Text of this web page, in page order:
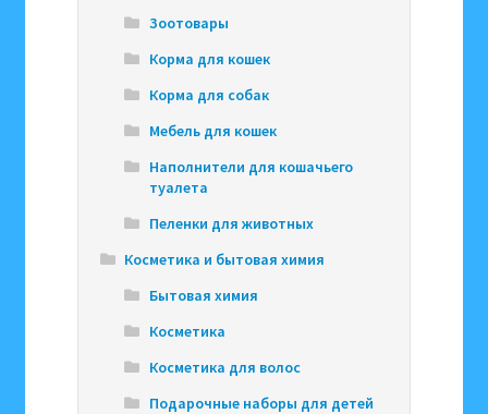
Зоотовары
Корма для кошек
Корма для собак
Мебель для кошек
Наполнители для кошачьего
туалета
Пеленки для животных
Косметика и бытовая химия
Бытовая химия
Косметика
Косметика для волос
Подарочные наборы для детей